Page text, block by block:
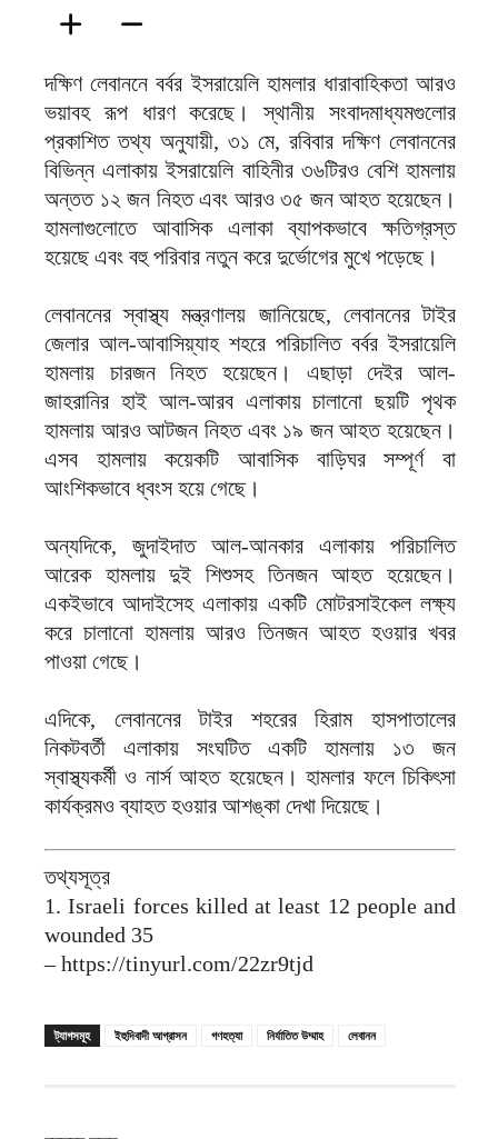
দক্ষিণ লেবাননে বর্বর ইসরায়েলি হামলার ধারাবাহিকতা আরও
ভয়াবহ রূপ ধারণ করেছে। স্থানীয় সংবাদমাধ্যমগুলোর
প্রকাশিত তথ্য অনুযায়ী, ৩১ মে, রবিবার দক্ষিণ লেবাননের
বিভিন্ন এলাকায় ইসরায়েলি বাহিনীর ৩৬টিরও বেশি হামলায়
অন্তত ১২ জন নিহত এবং আরও ৩৫ জন আহত হয়েছেন।
হামলাগুলোতে আবাসিক এলাকা ব্যাপকভাবে ক্ষতিগ্রস্ত
হয়েছে এবং বহু পরিবার নতুন করে দুর্ভোগের মুখে পড়েছে।
লেবাননের স্বাস্থ্য মন্ত্রণালয় জানিয়েছে, লেবাননের টাইর
জেলার আল-আবাসিয়্যাহ শহরে পরিচালিত বর্বর ইসরায়েলি
হামলায় চারজন নিহত হয়েছেন। এছাড়া দেইর আল-
জাহরানির হাই আল-আরব এলাকায় চালানো ছয়টি পৃথক
হামলায় আরও আটজন নিহত এবং ১৯ জন আহত হয়েছেন।
এসব হামলায় কয়েকটি আবাসিক বাড়িঘর সম্পূর্ণ বা
আংশিকভাবে ধ্বংস হয়ে গেছে।
অন্যদিকে, জুদাইদাত আল-আনকার এলাকায় পরিচালিত
আরেক হামলায় দুই শিশুসহ তিনজন আহত হয়েছেন।
একইভাবে আদাইসেহ এলাকায় একটি মোটরসাইকেল লক্ষ্য
করে চালানো হামলায় আরও তিনজন আহত হওয়ার খবর
পাওয়া গেছে।
এদিকে, লেবাননের টাইর শহরের হিরাম হাসপাতালের
নিকটবর্তী এলাকায় সংঘটিত একটি হামলায় ১৩ জন
স্বাস্থ্যকর্মী ও নার্স আহত হয়েছেন। হামলার ফলে চিকিৎসা
কার্যক্রমও ব্যাহত হওয়ার আশঙ্কা দেখা দিয়েছে।
তথ্যসূত্র
1. Israeli forces killed at least 12 people and
wounded 35
– https://tinyurl.com/22zr9tjd
ট্যাগসমূহ ইহুদিবাদী আগ্রাসন গণহত্যা নির্যাতিত উম্মাহ লেবানন